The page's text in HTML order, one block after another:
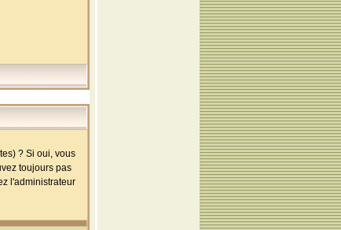
? Si oui, vous
toujours pas
l'administrateur